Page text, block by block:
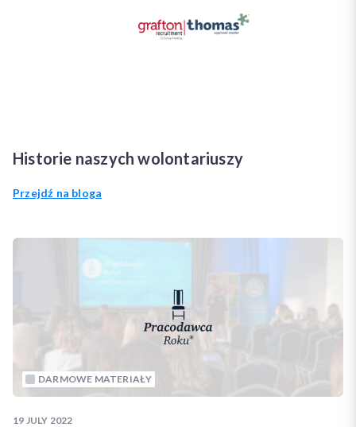
Historie naszych wolontariuszy
Przejdź na bloga
DARMOWE MATERIAŁY
19 JULY 2022